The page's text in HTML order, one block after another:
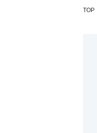
TOP